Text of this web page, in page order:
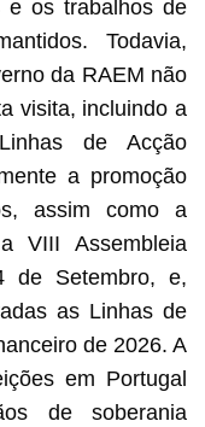
e os trabalhos de
Todavia,
da RAEM não
visita, incluindo a
de Acção
a promoção
assim como a
VIII Assembleia
de Setembro, e,
as Linhas de
de 2026. A
em Portugal
de soberania